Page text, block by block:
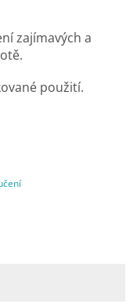
zajímavých a
použití.